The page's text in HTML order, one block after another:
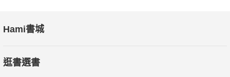
Min｜Min 投資說書小棧
廖啟宏｜加州大學戴維斯分校經濟系客座教授、加州州政府研究
Hami書城
逛書選書